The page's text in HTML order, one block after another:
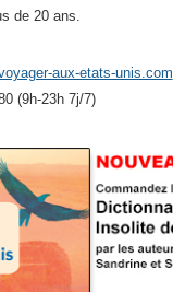
de 20 ans.
aux-etats-unis.com
(9h-23h 7j/7)